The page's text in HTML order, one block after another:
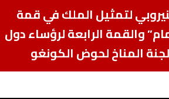
لتمثيل الملك في قمة
والقمة الرابعة لرؤساء دول
المناخ لحوض الكونغو